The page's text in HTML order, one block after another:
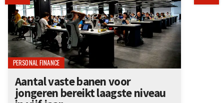
PERSONAL FINANCE
Aantal vaste banen voor
jongeren bereikt laagste niveau